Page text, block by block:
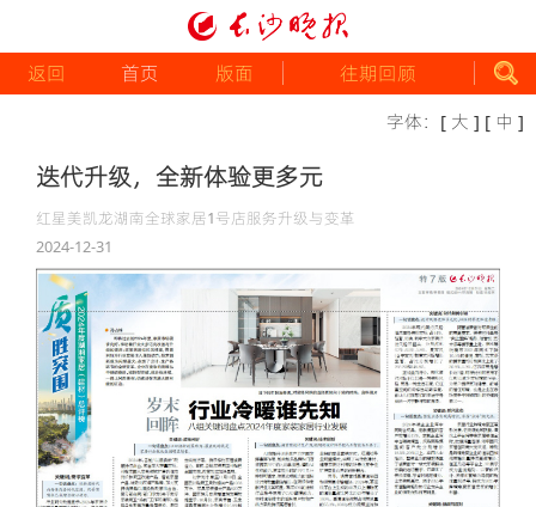
返回 首页 版面 往期回顾
字体： [ 大 ] [ 中 ]
迭代升级，全新体验更多元
红星美凯龙湖南全球家居1号店服务升级与变革
2024-12-31